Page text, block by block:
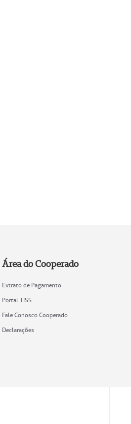
Área do Cooperado
Extrato de Pagamento
Portal TISS
Fale Conosco Cooperado
Declarações